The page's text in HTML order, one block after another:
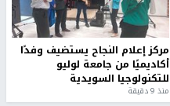
مركز إعلام النجاح يستضيف وفدًا
أكاديميًا من جامعة لوليو
للتكنولوجيا السويدية
منذ 9 دقيقة